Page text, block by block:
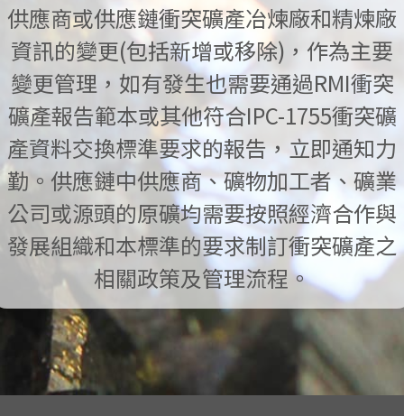
供應商或供應鏈衝突礦產冶煉廠和精煉廠
資訊的變更(包括新增或移除)，作為主要
變更管理，如有發生也需要通過RMI衝突
礦產報告範本或其他符合IPC-1755衝突礦
產資料交換標準要求的報告，立即通知力
勤。供應鏈中供應商、礦物加工者、礦業
公司或源頭的原礦均需要按照經濟合作與
發展組織和本標準的要求制訂衝突礦產之
相關政策及管理流程。